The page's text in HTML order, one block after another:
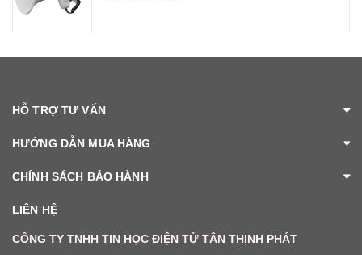
HỖ TRỢ TƯ VẤN
HƯỚNG DẪN MUA HÀNG
CHÍNH SÁCH BẢO HÀNH
LIÊN HỆ
CÔNG TY TNHH TIN HỌC ĐIỆN TỬ TÂN THỊNH PHÁT